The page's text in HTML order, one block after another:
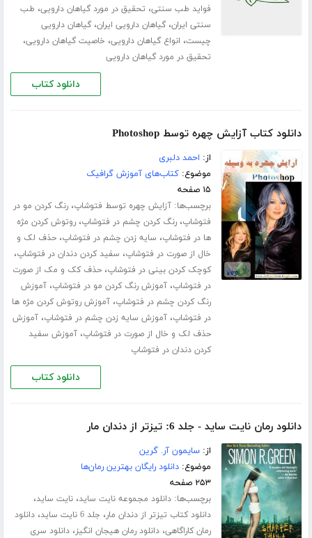
فواید طب سنتی، تحقیق در مورد گیاهان دارویی، طب
سنتی ایران،گیاهان دارویی ایران،گیاهان دارویی
چیست، انواع گیاهان دارویی، خاصیت گیاهان دارویی،
تحقیق در مورد گیاهان دارویی
دانلود کتاب
دانلود کتاب آزایش چهره توسط Photoshop
از: احمد دلبری
موضوع:کتاب‌های آموزش گرافیک
۱۵ صفحه
برچسب‌ها:آزایش چهره توسط فتوشاپ،رنگ کردن مو در
فتوشاپ،رنگ کردن چشم در فتوشاپ،روتوش کردن مژه
ها در فتوشاپ، سایه زدن چشم در فتوشاپ،حذف لک و
خال از صورت در فتوشاپ، سفید کردن دندان در فتوشاپ،
کوچک کردن بینی در فتوشاپ،حذف کک و مک از صورت
در فتوشاپ،آموزش رنگ کردن مو در فتوشاپ،آموزش
رنگ کردن چشم در فتوشاپ،آموزش روتوش کردن مژه ها
در فتوشاپ،آموزش سایه زدن چشم در فتوشاپ،آموزش
حذف لک و خال از صورت در فتوشاپ،آموزش سفید
کردن دندان در فتوشاپ
دانلود کتاب
دانلود رمان نایت ساید - جلد 6: تیزتر از دندان مار
از:سایمون آر. گرین
موضوع:دانلود رایگان بهترین رمان‌ها
۲۵۳ صفحه
برچسب‌ها:دانلود مجموعه نایت ساید،نایت ساید،
دانلود کتاب تیزتر از دندان مار، جلد 6 نایت ساید ،دانلود
رمان کاراگاهی،دانلود رمان هیجان انگیز،دانلود سری